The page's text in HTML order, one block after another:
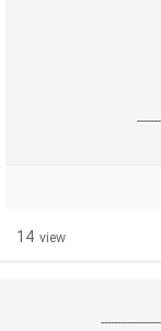
14 view